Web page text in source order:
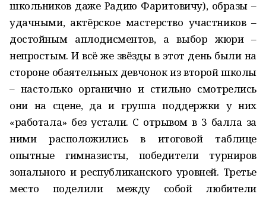
школьников даже Радию Фаритовичу), образы –
удачными, актёрское мастерство участников –
достойным аплодисментов, а выбор жюри –
непростым. И всё же звёзды в этот день были на
стороне обаятельных девчонок из второй школы
– настолько органично и стильно смотрелись
они на сцене, да и группа поддержки у них
«работала» без устали. С отрывом в 3 балла за
ними расположились в итоговой таблице
опытные гимназисты, победители турниров
зонального и республиканского уровней. Третье
место поделили между собой любители